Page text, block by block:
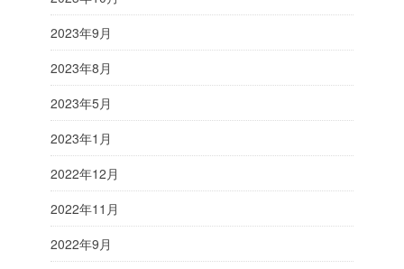
2023年9月
2023年8月
2023年5月
2023年1月
2022年12月
2022年11月
2022年9月